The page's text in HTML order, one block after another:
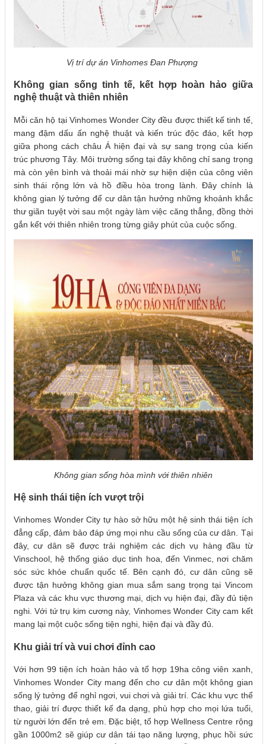
Vị trí dự án Vinhomes Đan Phượng
Không gian sống tinh tế, kết hợp hoàn hảo giữa
nghệ thuật và thiên nhiên
Mỗi căn hộ tại Vinhomes Wonder City đều được thiết kế tinh tế,
mang đậm dấu ấn nghệ thuật và kiến trúc độc đáo, kết hợp
giữa phong cách châu Á hiện đại và sự sang trọng của kiến
trúc phương Tây. Môi trường sống tại đây không chỉ sang trọng
mà còn yên bình và thoải mái nhờ sự hiện diện của công viên
sinh thái rộng lớn và hồ điều hòa trong lành. Đây chính là
không gian lý tưởng để cư dân tận hưởng những khoảnh khắc
thư giãn tuyệt vời sau một ngày làm việc căng thẳng, đồng thời
gắn kết với thiên nhiên trong từng giây phút của cuộc sống.
Không gian sống hòa mình với thiên nhiên
Hệ sinh thái tiện ích vượt trội
Vinhomes Wonder City tự hào sở hữu một hệ sinh thái tiện ích
đẳng cấp, đảm bảo đáp ứng mọi nhu cầu sống của cư dân. Tại
đây, cư dân sẽ được trải nghiệm các dịch vụ hàng đầu từ
Vinschool, hệ thống giáo dục tinh hoa, đến Vinmec, nơi chăm
sóc sức khỏe chuẩn quốc tế. Bên cạnh đó, cư dân cũng sẽ
được tận hưởng không gian mua sắm sang trọng tại Vincom
Plaza và các khu vực thương mại, dịch vụ hiện đại, đầy đủ tiện
nghi. Với tứ trụ kim cương này, Vinhomes Wonder City cam kết
mang lại một cuộc sống tiện nghi, hiện đại và đầy đủ.
Khu giải trí và vui chơi đỉnh cao
Với hơn 99 tiện ích hoàn hảo và tổ hợp 19ha công viên xanh,
Vinhomes Wonder City mang đến cho cư dân một không gian
sống lý tưởng để nghỉ ngơi, vui chơi và giải trí. Các khu vực thể
thao, giải trí được thiết kế đa dạng, phù hợp cho mọi lứa tuổi,
từ người lớn đến trẻ em. Đặc biệt, tổ hợp Wellness Centre rộng
gần 1000m2 sẽ giúp cư dân tái tạo năng lượng, phục hồi sức